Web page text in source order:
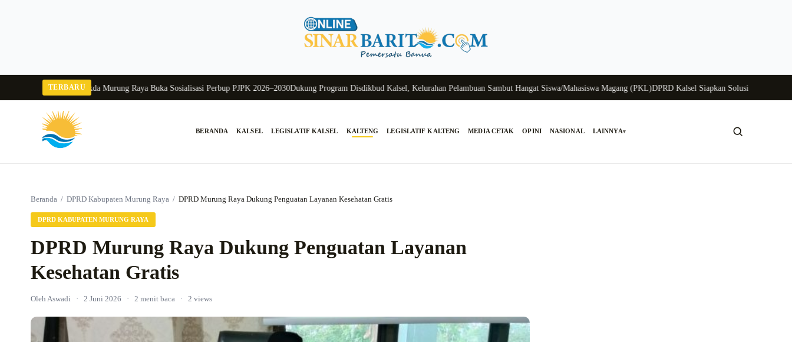
TERBARU
Balang 2026Pj Sekda Murung Raya Buka Sosialisasi Perbup PJPK 2026–2030Dukung Program Disdikbud Kalsel, Kelurahan Pelambuan Sambut Hangat Siswa/Mahasiswa Magang (PKL)DPRD Kalsel Siapkan Solusi Krisis
BERANDA KALSEL LEGISLATIF KALSEL KALTENG LEGISLATIF KALTENG MEDIA CETAK OPINI NASIONAL LAINNYA▾
Beranda / DPRD Kabupaten Murung Raya / DPRD Murung Raya Dukung Penguatan Layanan Kesehatan Gratis
DPRD KABUPATEN MURUNG RAYA
DPRD Murung Raya Dukung Penguatan Layanan
Kesehatan Gratis
Oleh Aswadi · 2 Juni 2026 · 2 menit baca · 2 views